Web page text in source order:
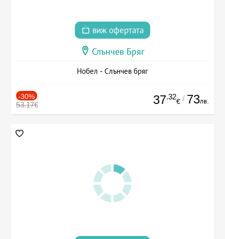
виж офертата
Слънчев Бряг
Нобел - Слънчев бряг
-30%
53.17€ 37.32
€ / 73лв.